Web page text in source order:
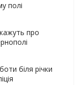
полі
про
біля річки